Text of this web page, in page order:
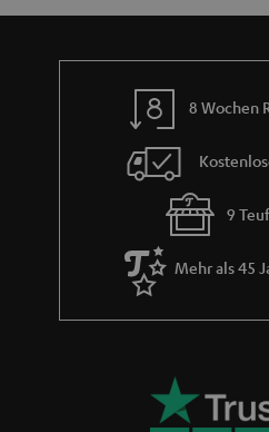
i
e
a
h
m
n
8 Wochen
9
Mehr als 45